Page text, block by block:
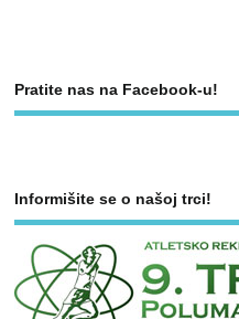
Pratite nas na Facebook-u!
Informišite se o našoj trci!